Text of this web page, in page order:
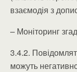
взаємодія з
– Моніторинг
3.4.2.
можуть